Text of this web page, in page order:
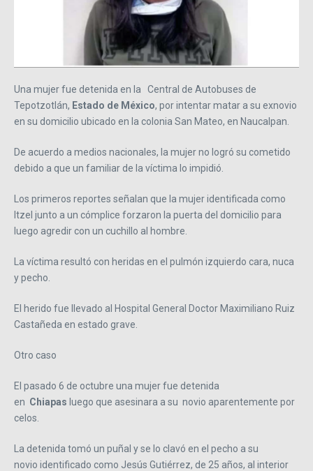
Una mujer fue detenida en la Central de Autobuses de
Tepotzotlán, Estado de México, por intentar matar a su exnovio
en su domicilio ubicado en la colonia San Mateo, en Naucalpan.
De acuerdo a medios nacionales, la mujer no logró su cometido
debido a que un familiar de la víctima lo impidió.
Los primeros reportes señalan que la mujer identificada como
Itzel junto a un cómplice forzaron la puerta del domicilio para
luego agredir con un cuchillo al hombre.
La víctima resultó con heridas en el pulmón izquierdo cara, nuca
y pecho.
El herido fue llevado al Hospital General Doctor Maximiliano Ruiz
Castañeda en estado grave.
Otro caso
El pasado 6 de octubre una mujer fue detenida
en Chiapas luego que asesinara a su novio aparentemente por
celos.
La detenida tomó un puñal y se lo clavó en el pecho a su
novio identificado como Jesús Gutiérrez, de 25 años, al interior